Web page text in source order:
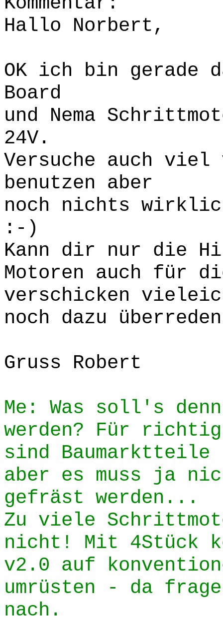
Hallo Norbert,
OK ich bin gerade
Board
und Nema
24V.
Versuche auch viel
benutzen aber
noch nichts
:-)
Kann dir nur die
Motoren auch für
verschicken
noch dazu
Gruss Robert
Me: Was soll's
werden? Für
sind
aber es muss ja
gefräst werden...
Zu viele
nicht! Mit 4Stück
v2.0 auf
umrüsten - da
nach.